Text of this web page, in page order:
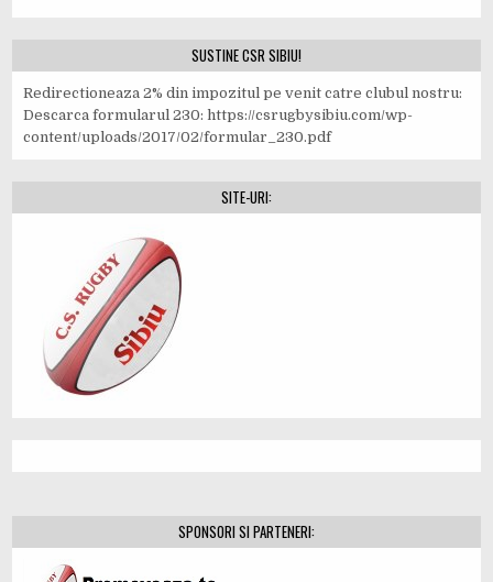
SUSTINE CSR SIBIU!
Redirectioneaza 2% din impozitul pe venit catre clubul nostru:
Descarca formularul 230: https://csrugbysibiu.com/wp-
content/uploads/2017/02/formular_230.pdf
SITE-URI:
SPONSORI SI PARTENERI: